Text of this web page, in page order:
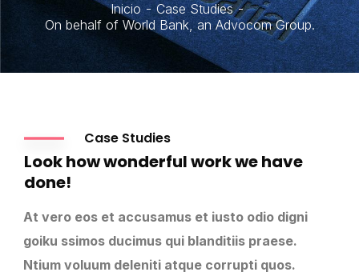
Inicio
Case Studies
On behalf of World Bank, an Advocom Group.
Case Studies
Look how wonderful work we have
done!
At vero eos et accusamus et iusto odio digni
goiku ssimos ducimus qui blanditiis praese.
Ntium voluum deleniti atque corrupti quos.